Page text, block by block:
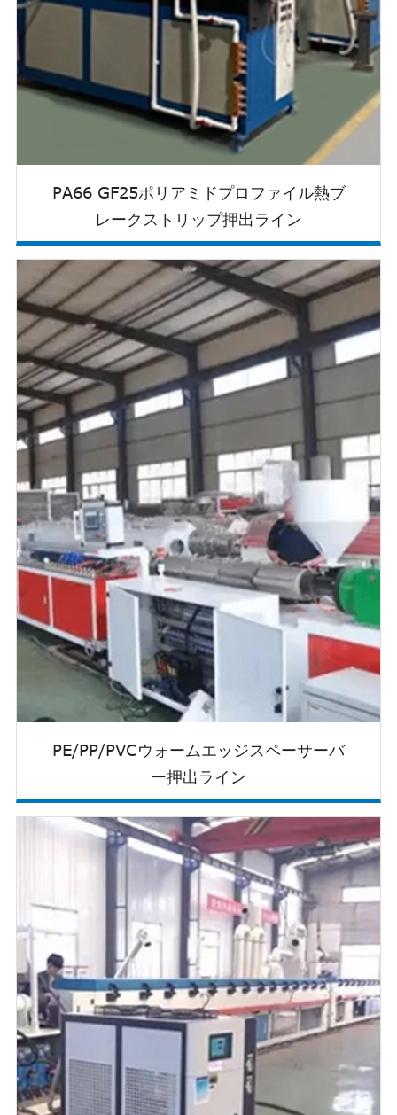
PA66 GF25ポリアミドプロファイル熱ブ
レークストリップ押出ライン
PE/PP/PVCウォームエッジスペーサーバ
ー押出ライン